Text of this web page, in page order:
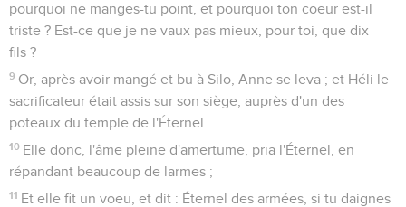
pourquoi ne manges-tu point, et pourquoi ton coeur est-il
triste ? Est-ce que je ne vaux pas mieux, pour toi, que dix
fils ?
9 Or, après avoir mangé et bu à Silo, Anne se leva ; et Héli le
sacrificateur était assis sur son siège, auprès d'un des
poteaux du temple de l'Éternel.
10 Elle donc, l'âme pleine d'amertume, pria l'Éternel, en
répandant beaucoup de larmes ;
11 Et elle fit un voeu, et dit : Éternel des armées, si tu daignes